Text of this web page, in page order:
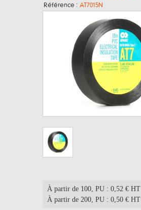
Référence : AT7015N
À partir de 100, PU : 0,52 € HT
À partir de 200, PU : 0,50 € HT